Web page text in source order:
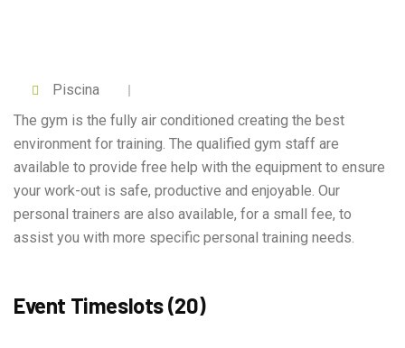
Piscina
The gym is the fully air conditioned creating the best
environment for training. The qualified gym staff are
available to provide free help with the equipment to ensure
your work-out is safe, productive and enjoyable. Our
personal trainers are also available, for a small fee, to
assist you with more specific personal training needs.
Event Timeslots (20)